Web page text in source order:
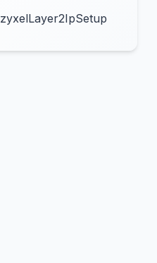
zyxelLayer2IpSetup